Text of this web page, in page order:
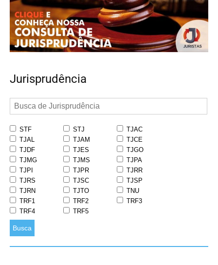
Jurisprudência
STF STJ
TJAC
TJAL
TJAM
TJCE
TJDF
TJES
TJGO
TJMG
TJMS
TJPA
TJPI
TJPR
TJRR
TJRS
TJSC
TJSP
TJRN
TJTO
TNU
TRF1
TRF2
TRF3
TRF4
TRF5
Busca